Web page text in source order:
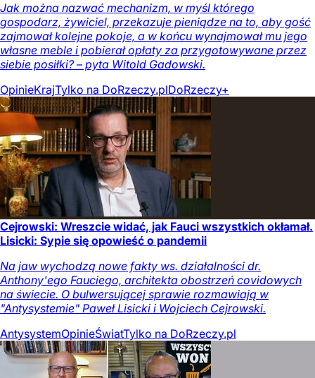
Jak można nazwać mechanizm, w myśl którego
gospodarz, żywiciel, przekazuje pieniądze na to, aby gość
zajmował kolejne pokoje, a w końcu wynajmował mu jego
własne meble i pobierał opłaty za przygotowywane przez
siebie posiłki? – pyta Witold Gadowski.
OpinieKrajTylko na DoRzeczy.plDoRzeczy+
Cejrowski: Wreszcie widać, jak Fauci wszystkich okłamał.
Lisicki: Sypie się opowieść o pandemii
Na jaw wychodzą nowe fakty ws. działalności dr.
Anthony'ego Fauciego, architekta obostrzeń covidowych
na świecie. O bulwersującej sprawie rozmawiają w
"Antysystemie" Paweł Lisicki i Wojciech Cejrowski.
AntysystemOpinieŚwiatTylko na DoRzeczy.pl